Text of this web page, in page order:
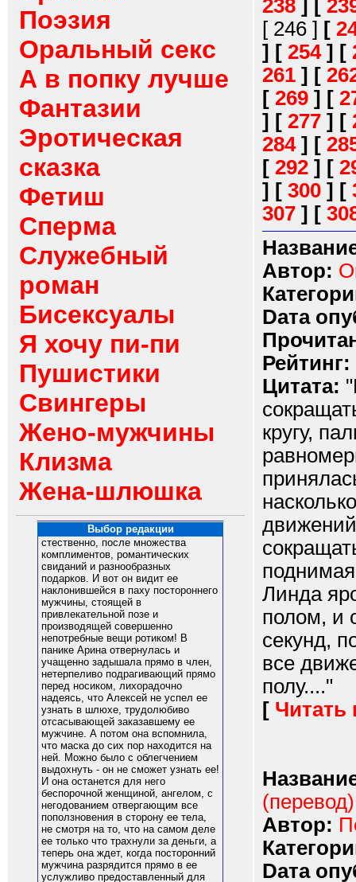
Поэзия
Оральный секс
А в попку лучше
Фантазии
Эротическая
сказка
Фетиш
Сперма
Служебный
роман
Бисексуалы
Я хочу пи-пи
Пушистики
Свингеры
Жено-мужчины
Клизма
Жена-шлюшка
Выбор редакции
стественно, после множества
комплиментов, романтических
свиданий и разнообразных
подарков. И вот он видит ее
наклонившейся в паху постороннего
мужчины, стоящей в
привлекательной позе и
производящей совершенно
непотребные вещи ротиком! В
панике Арина отвернулась и
учащенно задышала прямо в член,
нетерпеливо подрагивающий прямо
перед носиком, лихорадочно
надеясь, что Алексей не успел ее
узнать в шлюхе, трудолюбиво
отсасывающей заказавшему ее
мужчине. А потом она вспомнила,
что маска до сих пор находится на
ней. Можно было с облегчением
выдохнуть - он не сможет узнать ее!
И она останется для него
беспорочной женщиной, ангелом, с
негодованием отвергающим все
поползновения в сторону ее тела,
не смотря на то, что на самом деле
ее только что трахнули за деньги, а
теперь она ждет, когда посторонний
мужчина разрядится прямо в ее
услужливо предоставленный для
238 ] [
[ 246 ] [
] [ 254] [
261 ] [
[ 269 ] [
] [ 277 ] [
284] [
[ 292 ] [
] [ 300 ] [
307 ] [
Автор:
Dата
Рейтинг:
Цитата:
кругу,
Линда
полом, и
секунд,
все
полу...."
[ Читать
(перевод)
Автор:
Dата